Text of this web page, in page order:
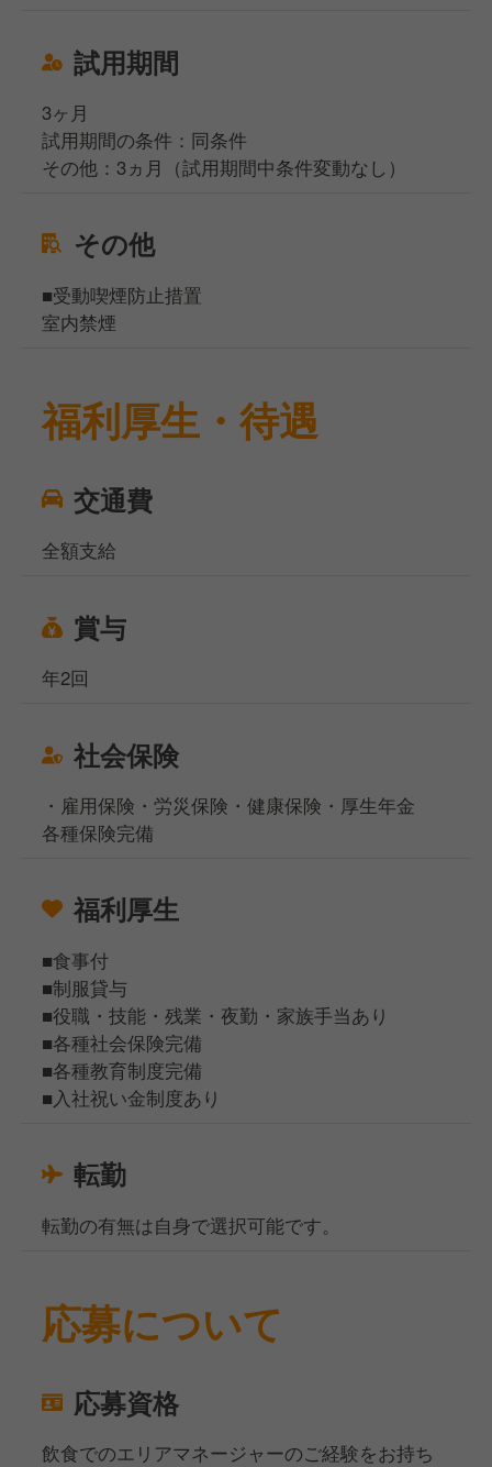
試用期間
3ヶ月
試用期間の条件：同条件
その他：3ヵ月（試用期間中条件変動なし）
その他
■受動喫煙防止措置
室内禁煙
福利厚生・待遇
交通費
全額支給
賞与
年2回
社会保険
・雇用保険・労災保険・健康保険・厚生年金
各種保険完備
福利厚生
■食事付
■制服貸与
■役職・技能・残業・夜勤・家族手当あり
■各種社会保険完備
■各種教育制度完備
■入社祝い金制度あり
転勤
転勤の有無は自身で選択可能です。
応募について
応募資格
飲食でのエリアマネージャーのご経験をお持ち